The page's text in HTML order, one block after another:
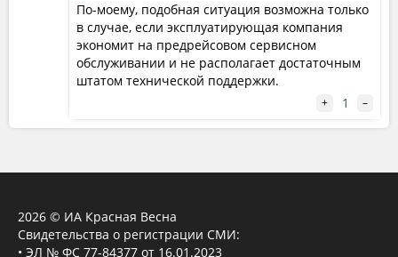
По-моему, подобная ситуация возможна только
в случае, если эксплуатирующая компания
экономит на предрейсовом сервисном
обслуживании и не располагает достаточным
штатом технической поддержки.
+ 1 –
2026 © ИА Красная Весна
Свидетельства о регистрации СМИ:
• ЭЛ № ФС 77-84377 от 16.01.2023